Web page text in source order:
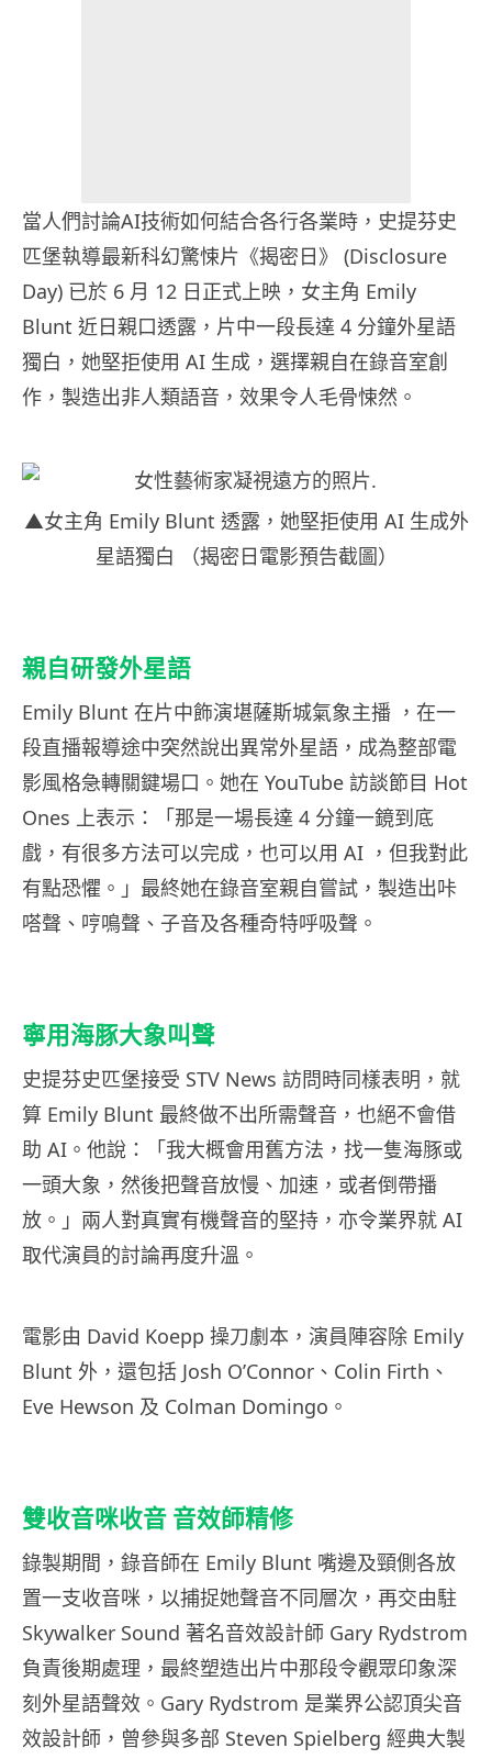
當人們討論AI技術如何結合各行各業時，史提芬史
匹堡執導最新科幻驚悚片《揭密日》 (Disclosure
Day) 已於 6 月 12 日正式上映，女主角 Emily
Blunt 近日親口透露，片中一段長達 4 分鐘外星語
獨白，她堅拒使用 AI 生成，選擇親自在錄音室創
作，製造出非人類語音，效果令人毛骨悚然。
▲女主角 Emily Blunt 透露，她堅拒使用 AI 生成外
星語獨白 （揭密日電影預告截圖）
親自研發外星語
Emily Blunt 在片中飾演堪薩斯城氣象主播 ，在一
段直播報導途中突然說出異常外星語，成為整部電
影風格急轉關鍵場口。她在 YouTube 訪談節目 Hot
Ones 上表示：「那是一場長達 4 分鐘一鏡到底
戲，有很多方法可以完成，也可以用 AI ，但我對此
有點恐懼。」最終她在錄音室親自嘗試，製造出咔
嗒聲、哼鳴聲、子音及各種奇特呼吸聲。
寧用海豚大象叫聲
史提芬史匹堡接受 STV News 訪問時同樣表明，就
算 Emily Blunt 最終做不出所需聲音，也絕不會借
助 AI。他說：「我大概會用舊方法，找一隻海豚或
一頭大象，然後把聲音放慢、加速，或者倒帶播
放。」兩人對真實有機聲音的堅持，亦令業界就 AI
取代演員的討論再度升溫。
電影由 David Koepp 操刀劇本，演員陣容除 Emily
Blunt 外，還包括 Josh O’Connor、Colin Firth、
Eve Hewson 及 Colman Domingo。
雙收音咪收音 音效師精修
錄製期間，錄音師在 Emily Blunt 嘴邊及頸側各放
置一支收音咪，以捕捉她聲音不同層次，再交由駐
Skywalker Sound 著名音效設計師 Gary Rydstrom
負責後期處理，最終塑造出片中那段令觀眾印象深
刻外星語聲效。Gary Rydstrom 是業界公認頂尖音
效設計師，曾參與多部 Steven Spielberg 經典大製